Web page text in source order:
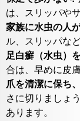
は、スリッパや
家族に水虫の人
ル、スリッパな
足白癬（水虫）
合は、早めに皮
爪を清潔に保ち
さに切りましょ
あります。